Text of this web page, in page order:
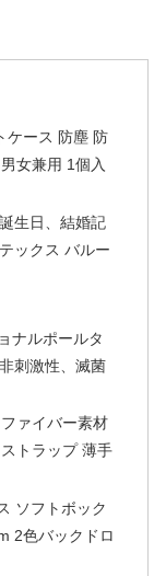
ケース 防塵 防
女兼用 1個入
生日、結婚記
ックス バルー
ナルポールタ
刺激性、滅菌
ァイバー素材
トラップ 薄手
ソフトボック
2色バックドロ